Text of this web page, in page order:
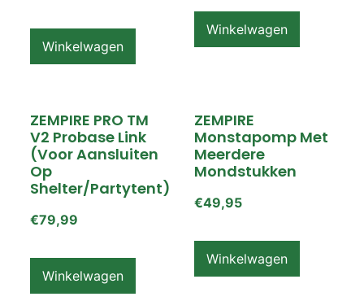
Winkelwagen
Winkelwagen
ZEMPIRE PRO TM
V2 Probase Link
(voor Aansluiten
Op
Shelter/partytent)
€79,99
Winkelwagen
ZEMPIRE
Monstapomp Met
Meerdere
Mondstukken
€49,95
Winkelwagen